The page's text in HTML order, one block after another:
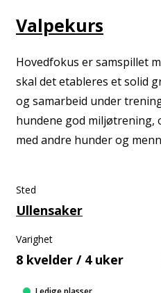
Valpekurs
Hovedfokus er samspillet
skal det etableres et solid
og samarbeid under
hundene god
med andre hunder og
Sted
Ullensaker
Varighet
8 kvelder / 4 uker